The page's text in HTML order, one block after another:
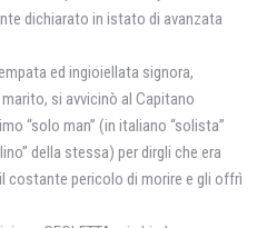
dichiarato in istato di avanzata
ed ingioiellata signora,
si avvicinò al Capitano
“solo man” (in italiano “solista”
della stessa) per dirgli che era
costante pericolo di morire e gli offrì